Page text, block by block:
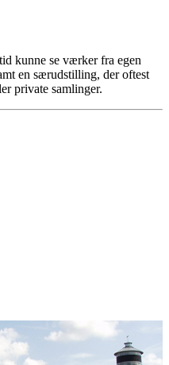
kunne se værker fra egen
en særudstilling, der oftest
private samlinger.